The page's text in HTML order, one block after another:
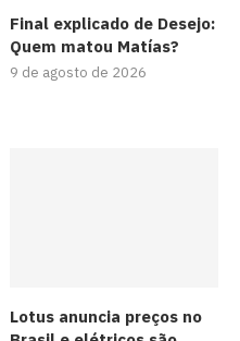
Final explicado de Desejo:
Quem matou Matías?
9 de agosto de 2026
Lotus anuncia preços no